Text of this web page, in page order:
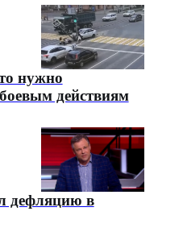
нужно
действиям
дефляцию в